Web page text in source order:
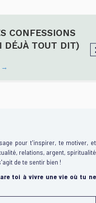
CONFESSIONS
DÉJÀ TOUT DIT)
→
pour t'inspirer, te motiver, et
relations, argent, spiritualité
de te sentir bien !
toi à vivre une vie où tu ne